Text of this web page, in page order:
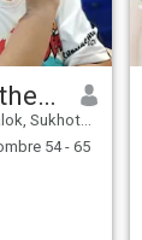
chotika theerachitsuqakul
Tailandia
54 - 65